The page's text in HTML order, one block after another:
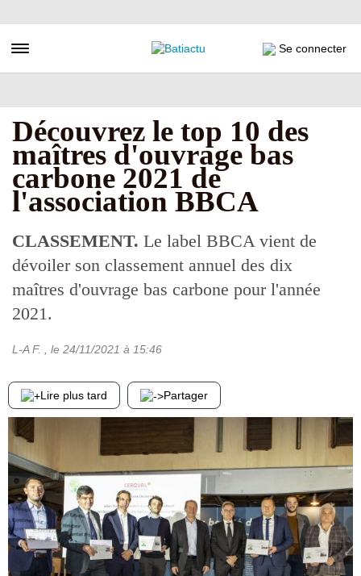
au
principal
Toggle navigation Se connecter
Découvrez le top 10 des
maîtres d'ouvrage bas
carbone 2021 de
l'association BBCA
CLASSEMENT. Le label BBCA vient de
dévoiler son classement annuel des dix
maîtres d'ouvrage bas carbone pour l'année
2021.
L-A F. , le 24/11/2021 à 15:46
Lire plus tard Partager